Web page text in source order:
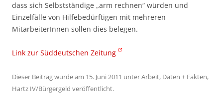
dass sich Selbstständige „arm rechnen“ würden und
Einzelfälle von Hilfebedürftigen mit mehreren
MitarbeiterInnen sollen dies belegen.
Link zur Süddeutschen Zeitung
Dieser Beitrag wurde am 15. Juni 2011 unterArbeit, Daten + Fakten,
Hartz IV/Bürgergeld veröffentlicht.